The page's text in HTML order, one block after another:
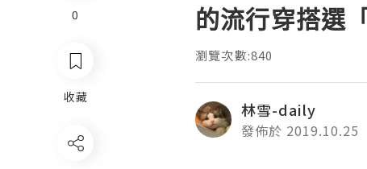
的流行穿搭選
瀏覽次數:840
林雪-daily
發佈於 2019.10.25
0
收藏